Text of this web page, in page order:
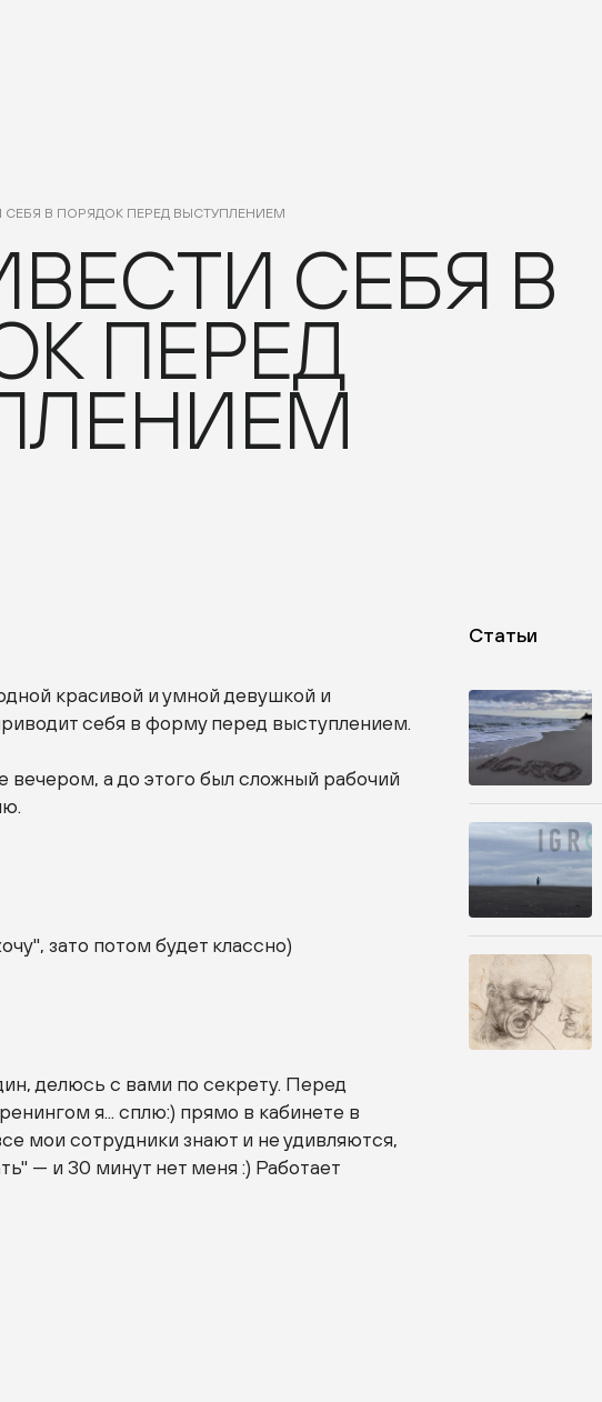
СЕБЯ В ПОРЯДОК ПЕРЕД ВЫСТУПЛЕНИЕМ
СЕБЯ В
ПЕРЕД
красивой и умной девушкой и
себя в форму перед выступлением.
а до этого был сложный рабочий
зато потом будет классно)
делюсь с вами по секрету. Перед
я... сплю:) прямо в кабинете в
мои сотрудники знают и не удивляются,
— и 30 минут нет меня :) Работает
Статьи